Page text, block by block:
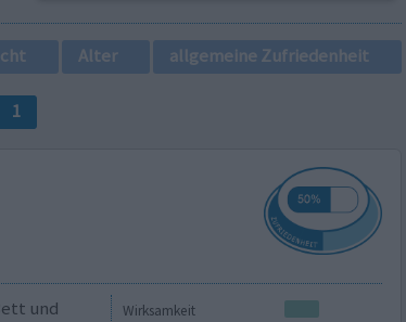
Alter allgemeine Zufriedenheit
1
Wirksamkeit
und